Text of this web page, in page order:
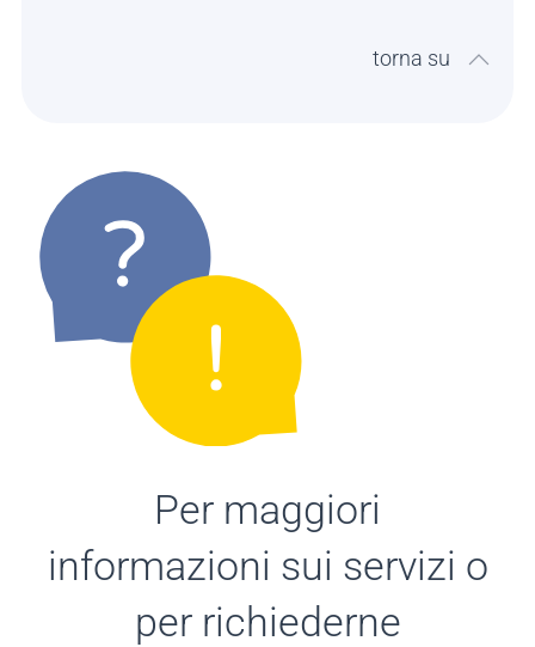
torna su
Per maggiori
informazioni sui servizi o
per richiederne